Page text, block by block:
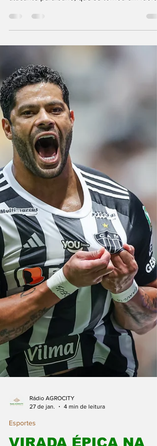
O futebol mineiro vive um momento
absoluto do clube, continua escrevendo
2026, Hulk chega para disputar o
Campeonato Mineiro com uma marca
extraordinária: ele é o único jogador a ser
artilheiro do torneio em múltiplas ocasiões,
consolidando seu legado como um dos
maiores atacantes da história do futebol
brasileiro. A Trajetória Extraordiná